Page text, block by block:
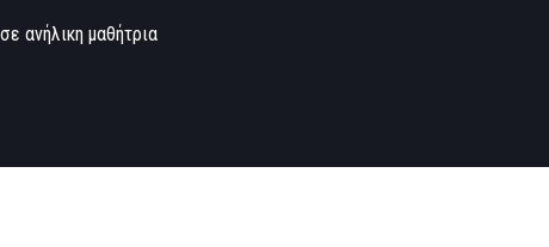
ανήλικη μαθήτρια